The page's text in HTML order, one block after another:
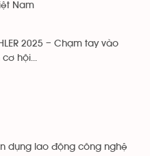
Nam
2025 – Chạm tay vào
hội...
dụng lao động công nghệ